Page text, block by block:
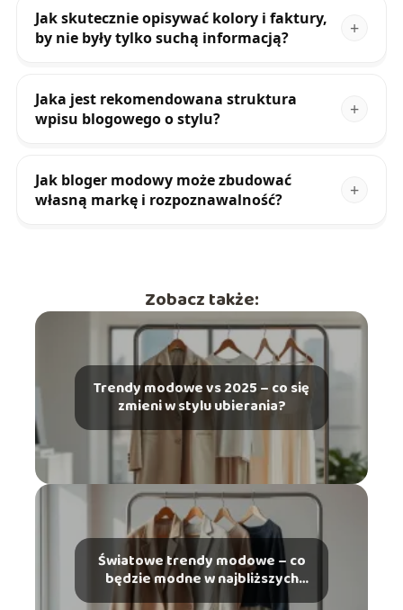
Jak skutecznie opisywać kolory i faktury,
by nie były tylko suchą informacją?
Jaka jest rekomendowana struktura
wpisu blogowego o stylu?
Jak bloger modowy może zbudować
własną markę i rozpoznawalność?
Zobacz także:
Trendy modowe vs 2025 – co się
zmieni w stylu ubierania?
Światowe trendy modowe – co
będzie modne w najbliższych
latach?